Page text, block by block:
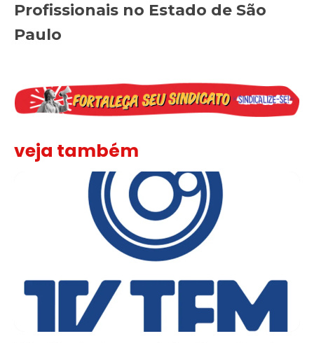
Profissionais no Estado de São
Paulo
veja também
Sindicato leva reivindicações à TV TEM, denunciada de cometer